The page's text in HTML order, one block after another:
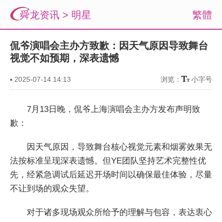
繁體
舜龙资讯 > 明星
侃爷演唱会主办方致歉：因天气原因导致舞台
视觉不如预期，深表遗憾
▪ 2025-07-14 14:13 浏览： 小字号
7月13日晚，侃爷上海演唱会主办方发布声明致
歉：
因天气原因，导致舞台核心视觉元素和烟雾效果无
法按标准呈现深表遗憾。但YE团队坚持艺术完整性优
先，经紧急调试后延迟开场时间以确保最佳体验，尽量
不让到场的观众失望。
对于诸多现场观众所给予的理解与包容，表达衷心